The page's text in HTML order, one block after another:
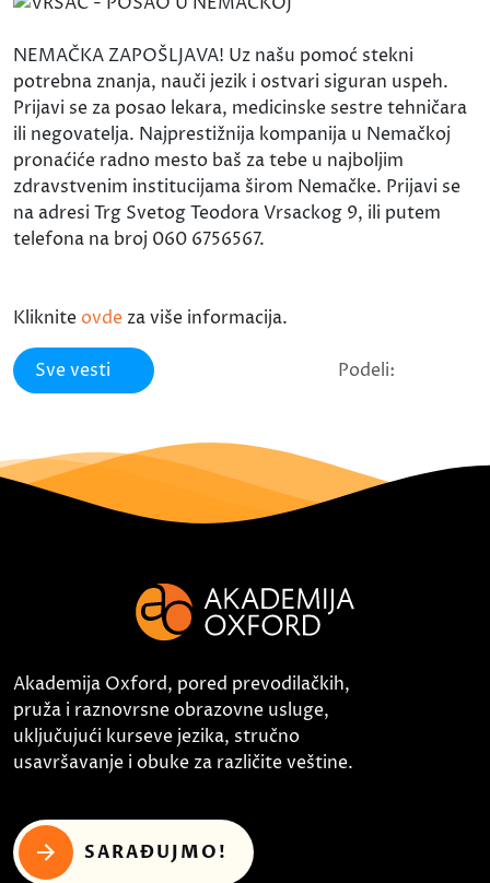
NEMAČKA ZAPOŠLJAVA! Uz našu pomoć stekni
potrebna znanja, nauči jezik i ostvari siguran uspeh.
Prijavi se za posao lekara, medicinske sestre tehničara
ili negovatelja. Najprestižnija kompanija u Nemačkoj
pronaćiće radno mesto baš za tebe u najboljim
zdravstvenim institucijama širom Nemačke. Prijavi se
na adresi Trg Svetog Teodora Vrsackog 9, ili putem
telefona na broj 060 6756567.
Kliknite ovde za više informacija.
Sve vesti Podeli:
Akademija Oxford, pored prevodilačkih,
pruža i raznovrsne obrazovne usluge,
uključujući kurseve jezika, stručno
usavršavanje i obuke za različite veštine.
SARAĐUJMO!